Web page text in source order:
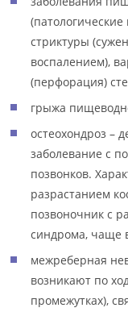
стриктуры
воспалением),
(перфорация)
грыжа
остеохондроз –
заболевание с
позвонков.
разрастанием
позвоночник с
синдрома, чаще
межреберная
возникают по
промежутках),